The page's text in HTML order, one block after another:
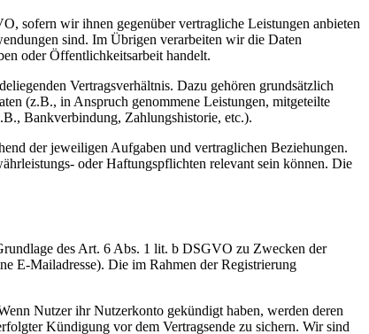
sofern wir ihnen gegenüber vertragliche Leistungen anbieten
sind. Im Übrigen verarbeiten wir die Daten
oder Öffentlichkeitsarbeit handelt.
Vertragsverhältnis. Dazu gehören grundsätzlich
(z.B., in Anspruch genommene Leistungen, mitgeteilte
Bankverbindung, Zahlungshistorie, etc.).
der jeweiligen Aufgaben und vertraglichen Beziehungen.
oder Haftungspflichten relevant sein können. Die
des Art. 6 Abs. 1 lit. b DSGVO zu Zwecken der
E-Mailadresse). Die im Rahmen der Registrierung
Nutzer ihr Nutzerkonto gekündigt haben, werden deren
Kündigung vor dem Vertragsende zu sichern. Wir sind